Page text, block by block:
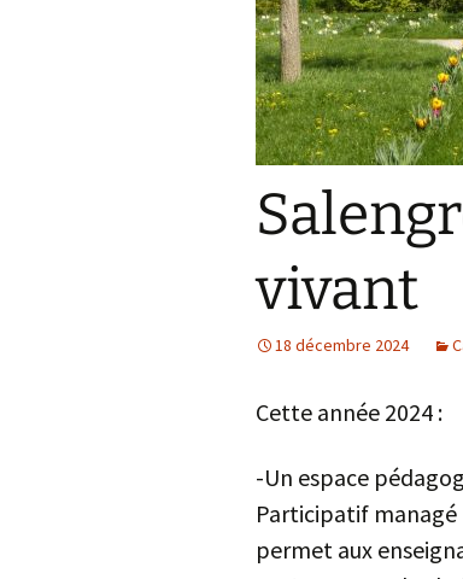
vivant
18 décembre 2024
Cette année 2024 :
-Un espace
Participatif managé
permet aux